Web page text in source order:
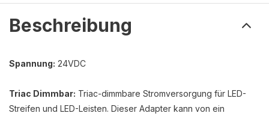
Beschreibung
Spannung: 24VDC
Triac Dimmbar: Triac-dimmbare Stromversorgung für LED-
Streifen und LED-Leisten. Dieser Adapter kann von ein